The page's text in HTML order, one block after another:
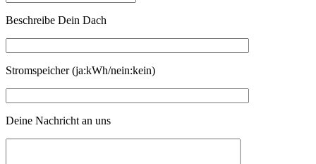
Beschreibe Dein Dach
Stromspeicher (ja:kWh/nein:kein)
Deine Nachricht an uns